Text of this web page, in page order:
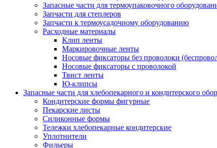
Запасные части для термоупаковочного
Запчасти для степлеров
Запчасти к термоусадочному оборудованию
Расходные материалы
Клип ленты
Маркировочные ленты
Носовые фиксаторы без проволоки
Носовые фиксаторы с проволокой
Твист ленты
Ю-клипсы
Запасные части для хлебопекарного и кондитерского
Кондитерские формы фигурные
Пекарские листы
Силиконные формы
Тележки хлебопекарные кондитерские
Уплотнители
Фильеры